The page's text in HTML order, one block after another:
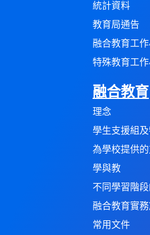
統計資料
教育局通告
融合教育工作
特殊教育工作
融合教育
理念
學生支援組
為學校提供
學與教
不同學習階
融合教育實
常用文件